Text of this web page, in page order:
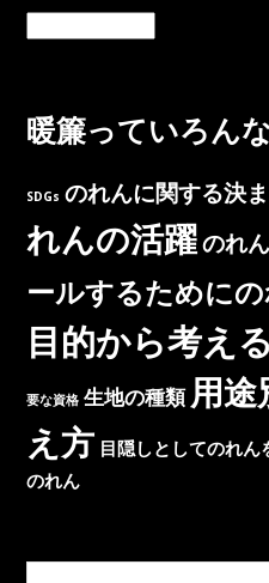
っ
す
か？
ル
の
ん
を
作
て、
他
社
差
別
化
し
暖簾っていろん
SDGs のれんに関する決
れんの活躍のれ
ールするために
目的から考え
要な資格 生地の種類 用途
え方 目隠しとしてのれん
のれん